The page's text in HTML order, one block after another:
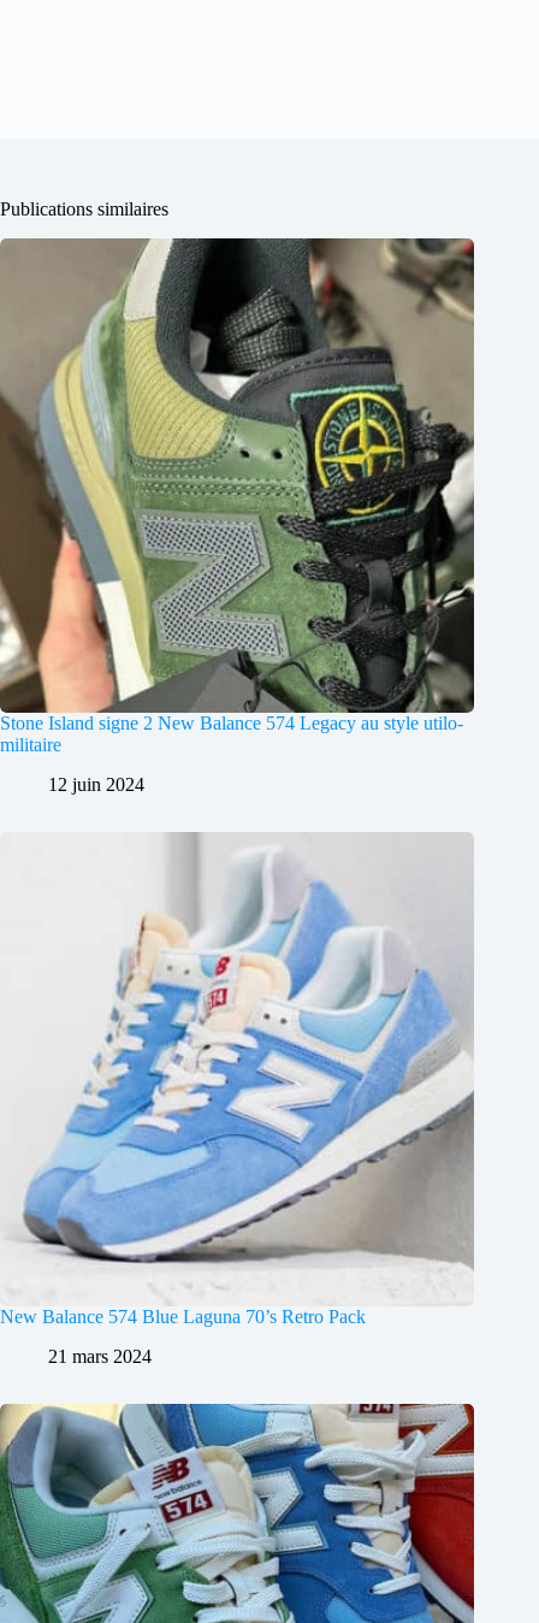
Publications similaires
Stone Island signe 2 New Balance 574 Legacy au style utilo-
militaire
12 juin 2024
New Balance 574 Blue Laguna 70’s Retro Pack
21 mars 2024